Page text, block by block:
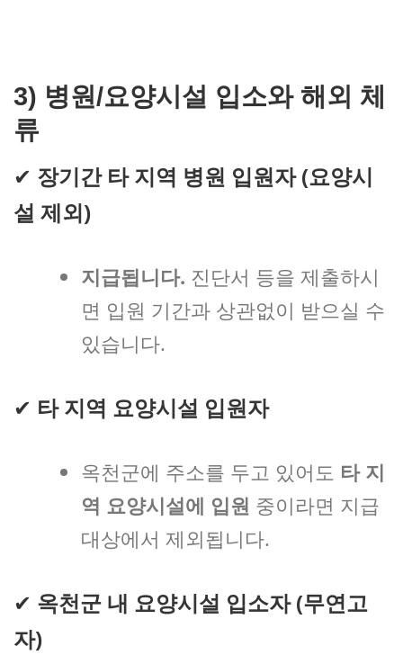
3) 병원/요양시설 입소와 해외 체
류
✔ 장기간 타 지역 병원 입원자 (요양시
설 제외)
지급됩니다. 진단서 등을 제출하시
면 입원 기간과 상관없이 받으실 수
있습니다.
✔ 타 지역 요양시설 입원자
옥천군에 주소를 두고 있어도 타 지
역 요양시설에 입원 중이라면 지급
대상에서 제외됩니다.
✔ 옥천군 내 요양시설 입소자 (무연고
자)